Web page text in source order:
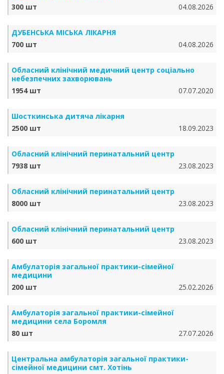
300 шт
04.08.2026
ДУБЕНСЬКА МІСЬКА ЛІКАРНЯ
700 шт
04.08.2026
Обласний клінічний медичний центр соціально
небезпечних захворювань
1954 шт
07.07.2020
Шосткинська дитяча лікарня
2500 шт
18.09.2023
Обласний клінічний перинатальний центр
7938 шт
23.08.2023
Обласний клінічний перинатальний центр
8000 шт
23.08.2023
Обласний клінічний перинатальний центр
600 шт
23.08.2023
Амбулаторія загальної практики-сімейної
медицини
200 шт
25.02.2026
Амбулаторія загальної практики-сімейної
медицини села Боромля
80 шт
27.07.2026
Центральна амбулаторія загальної практики-
сімейної медицини смт. Хотінь